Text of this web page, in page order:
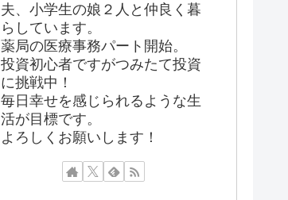
夫、小学生の娘２人と仲良く暮
らしています。
薬局の医療事務パート開始。
投資初心者ですがつみたて投資
に挑戦中！
毎日幸せを感じられるような生
活が目標です。
よろしくお願いします！